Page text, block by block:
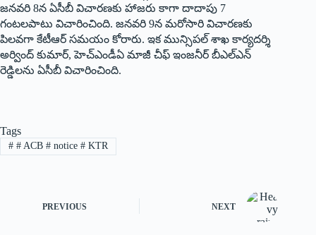
జనవరి 8న ఏసీబీ విచారణకు హాజరు కాగా దాదాపు 7
గంటలపాటు విచారించింది. జనవరి 9న మరోసారి విచారణకు
పిలవగా కేటీఆర్‌ సమయం కోరారు. ఇక మున్సిపల్‌ శాఖ కార్యదర్శి
అర్వింద్‌ కుమార్‌, హెచ్‌ఎండీఏ మాజీ చీఫ్‌ ఇంజనీర్‌ బీఎల్‌ఎన్‌
రెడ్డిలను ఏసీబీ విచారించింది.
Tags
## ACB # notice # KTR
PREVIOUS NEXT